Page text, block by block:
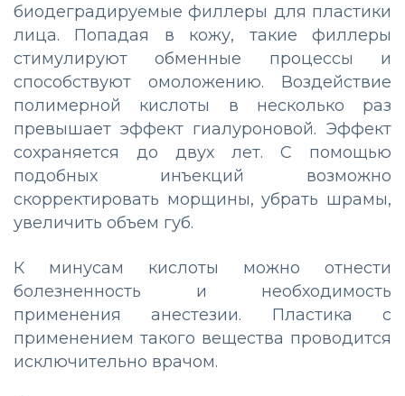
биодеградируемые филлеры для пластики
лица. Попадая в кожу, такие филлеры
стимулируют обменные процессы и
способствуют омоложению. Воздействие
полимерной кислоты в несколько раз
превышает эффект гиалуроновой. Эффект
сохраняется до двух лет. С помощью
подобных инъекций возможно
скорректировать морщины, убрать шрамы,
увеличить объем губ.
К минусам кислоты можно отнести
болезненность и необходимость
применения анестезии. Пластика с
применением такого вещества проводится
исключительно врачом.